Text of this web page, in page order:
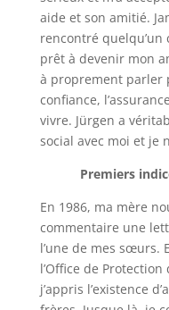
aide et son amitié.
rencontré quelqu’un
prêt à devenir mon
à proprement parler
confiance,
vivre. Jürgen a
social avec moi et je
Premiers
En 1986, ma mère
commentaire une
l’une de mes sœurs.
l’Office de
j’appris l’existence